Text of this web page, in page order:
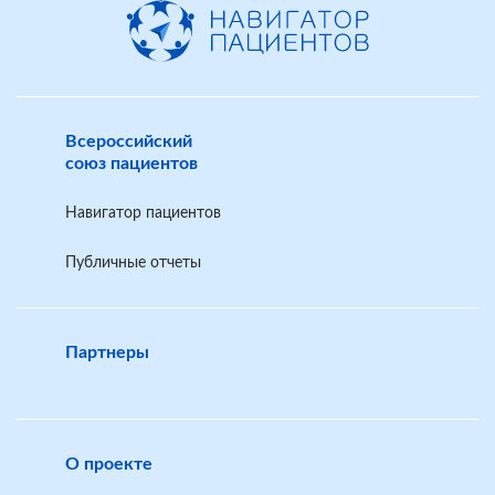
Шаблон обращения в администрацию поликлиники
Всероссийский
союз пациентов
Навигатор пациентов
Публичные отчеты
Партнеры
О проекте